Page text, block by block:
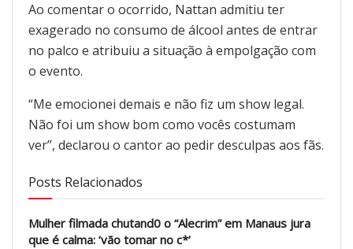
Ao comentar o ocorrido, Nattan admitiu ter
exagerado no consumo de álcool antes de entrar
no palco e atribuiu a situação à empolgação com
o evento.
“Me emocionei demais e não fiz um show legal.
Não foi um show bom como vocês costumam
ver”, declarou o cantor ao pedir desculpas aos fãs.
Posts Relacionados
Mulher filmada chutand0 o “Alecrim” em Manaus jura
que é calma: ‘vão tomar no c*’